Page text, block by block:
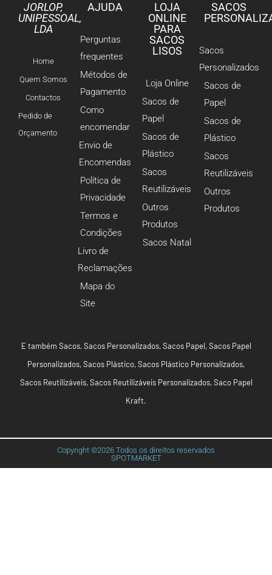
JORLOP,
UNIPESSOAL,
LDA
Home
Quem Somos
Contactos
Pedido de
Orçamento
AJUDA
Perguntas
frequentes
Métodos de
Pagamento
Como
encomendar
Envio de
Encomendas
Política de
Privacidade
Termos e
Condições
Livro de
Reclamações
Mapa do
Site
LOJA
ONLINE
PARA
SACOS
LISOS
Loja Online
Sacos de
Papel
Sacos de
Plástico
Sacos
Reutilizáveis
Outros
Produtos
Sacos Natal
SACOS
Sacos
Personalizados
Sacos de
Papel
Sacos de
Plástico
Sacos
Reutilizáveis
Outros
Produtos
E também Sacos,Sacos Personalizados,Sacos Papel,Sacos Papel
Personalizados,Sacos Plástico,Sacos Plástico Personalizados,
Sacos Reutilizáveis,Sacos Reutilizáveis Personalizados,Saco Papel
Kraft.
Copyright ©2026 Todos os direitos reservados
SPOTMARKET